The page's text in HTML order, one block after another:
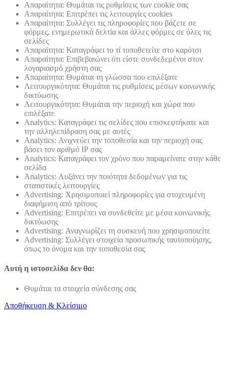
Απαραίτητα: Θυμάται τις ρυθμίσεις των cookie σας
Απαραίτητα: Επιτρέπει τις λειτουργίες cookies
Απαραίτητα: Συλλέγει τις πληροφορίες που βάζετε σε
φόρμες, ενημερωτικά δελτία και άλλες φόρμες σε όλες τις
σελίδες
Απαραίτητα: Καταγράφει το τί τοποθετείτε στο καρότσι
Απαραίτητα: Επιβεβαιώνει ότι είστε συνδεδεμένοι στον
λογαριασμό χρήστη σας
Απαραίτητα: Θυμάται τη γλώσσα που επιλέξατε
Λειτουργικότητα: Θυμάται τις ρυθμίσεις μέσων κοινωνικής
δικτύωσης
Λειτουργικότητα: Θυμάται την περιοχή και χώρα που
επιλέξατε
Analytics: Καταγράφει τις σελίδες που επισκεφτήκατε και
την αλληλεπίδραση σας με αυτές
Analytics: Ανιχνεύει την τοποθεσία και την περιοχή σας
βάσει τον αριθμό ΙΡ σας
Analytics: Καταγράφει τον χρόνο που παραμείνατε στην κάθε
σελίδα
Analytics: Αυξάνει την ποιότητα δεδομένων για τις
στατιστικές λειτουργίες
Advertising: Χρησιμοποιεί πληροφορίες για στοχευμένη
διαφήμιση από τρίτους
Advertising: Επιτρέπει να συνδεθείτε με μέσα κοινωνικής
δικτύωσης
Advertising: Αναγνωρίζει τη συσκευή που χρησιμοποιείτε
Advertising: Συλλέγει στοιχεία προσωπικής ταυτοποίησης,
όπως το όνομα και την τοποθεσία σας
Αυτή η ιστοσελίδα δεν θα:
Θυμάται τα στοιχεία σύνδεσης σας
Αποθήκευση & Κλείσιμο